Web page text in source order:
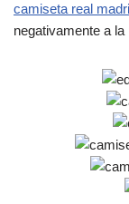
camiseta real
negativamente a